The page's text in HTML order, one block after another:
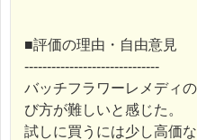
■評価の理由・自由意見
------------------------------
バッチフラワーレメディ
び方が難しいと感じた。
試しに買うには少し高価な